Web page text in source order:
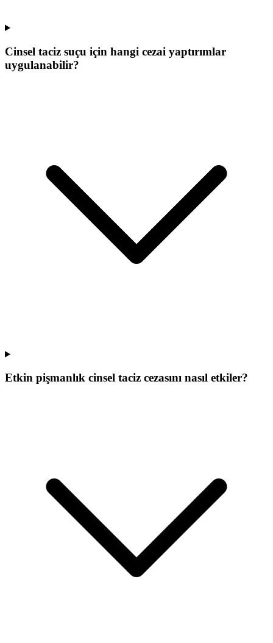
Cinsel taciz suçu için hangi cezai yaptırımlar
uygulanabilir?
Etkin pişmanlık cinsel taciz cezasını nasıl etkiler?